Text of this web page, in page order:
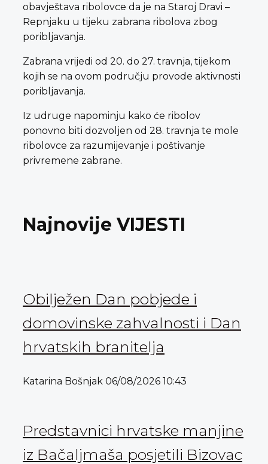
obavještava ribolovce da je na Staroj Dravi –
Repnjaku u tijeku zabrana ribolova zbog
poribljavanja.
Zabrana vrijedi od 20. do 27. travnja, tijekom
kojih se na ovom području provode aktivnosti
poribljavanja.
Iz udruge napominju kako će ribolov
ponovno biti dozvoljen od 28. travnja te mole
ribolovce za razumijevanje i poštivanje
privremene zabrane.
Najnovije VIJESTI
Obilježen Dan pobjede i
domovinske zahvalnosti i Dan
hrvatskih branitelja
Katarina Bošnjak 06/08/2026 10:43
Predstavnici hrvatske manjine
iz Bačaljmaša posjetili Bizovac